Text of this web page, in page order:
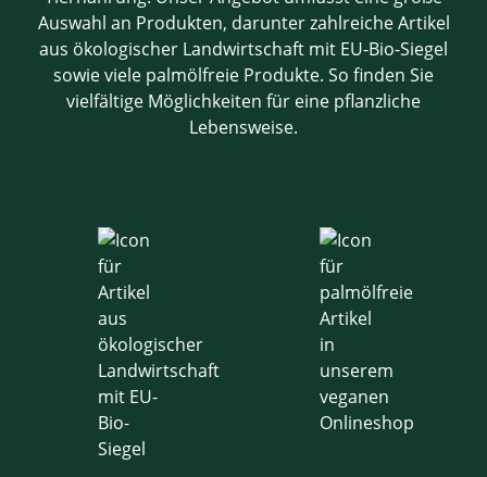
Auswahl an Produkten, darunter zahlreiche Artikel
aus ökologischer Landwirtschaft mit EU-Bio-Siegel
sowie viele palmölfreie Produkte. So finden Sie
vielfältige Möglichkeiten für eine pflanzliche
Lebensweise.